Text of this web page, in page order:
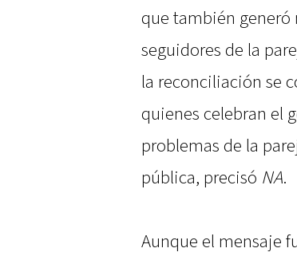
que también generó
seguidores de la
la reconciliación se
quienes celebran el
problemas de la
pública, precisó NA.
Aunque el mensaje